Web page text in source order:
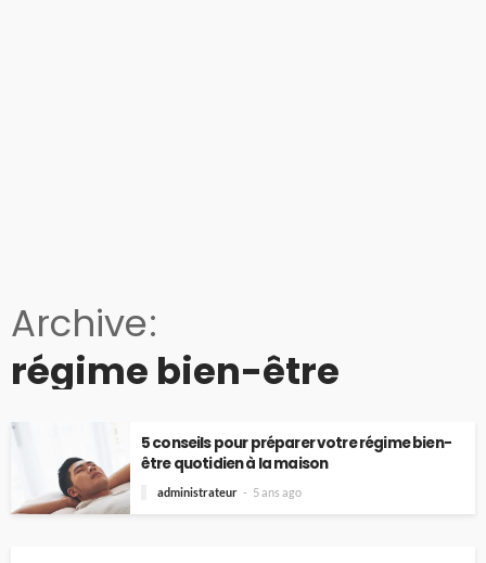
Archive
régime bien-être
5 conseils pour préparer votre régime bien-
être quotidien à la maison
administrateur 5 ans ago